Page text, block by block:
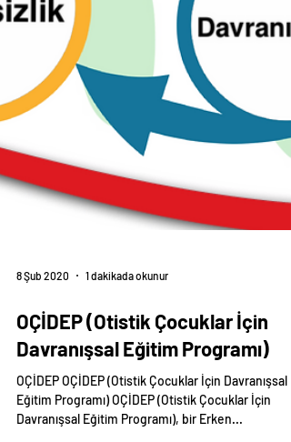
8 Şub 2020
OÇİDEP (Otistik Çocuklar İçin
Davranışsal Eğitim Programı)
OÇİDEP OÇİDEP (Otistik Çocuklar İçin Davranışsal